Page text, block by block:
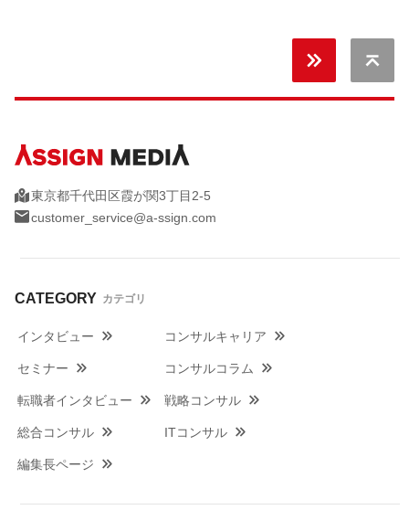
無料 キャリ
Back
東京都千代田区霞が関3丁目2-5
customer_service@a-ssign.com
CATEGORY カテゴリ
インタビュー コンサルキャリア
セミナー コンサルコラム
転職者インタビュー 戦略コンサル
総合コンサル ITコンサル
編集長ページ